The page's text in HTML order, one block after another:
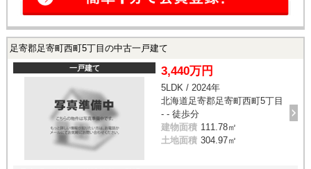
足寄郡足寄町西町5丁目の中古一戸建て
一戸建て 3,440万円
5LDK / 2024年
北海道足寄郡足寄町西町5丁目
- - 徒歩分
建物面積 111.78㎡
土地面積 304.97㎡